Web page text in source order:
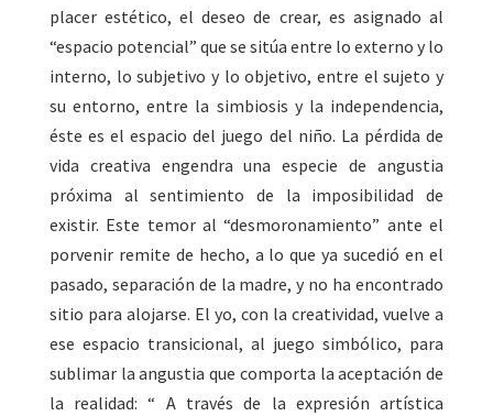
placer estético, el deseo de crear, es asignado al
“espacio potencial” que se sitúa entre lo externo y lo
interno, lo subjetivo y lo objetivo, entre el sujeto y
su entorno, entre la simbiosis y la independencia,
éste es el espacio del juego del niño. La pérdida de
vida creativa engendra una especie de angustia
próxima al sentimiento de la imposibilidad de
existir. Este temor al “desmoronamiento” ante el
porvenir remite de hecho, a lo que ya sucedió en el
pasado, separación de la madre, y no ha encontrado
sitio para alojarse. El yo, con la creatividad, vuelve a
ese espacio transicional, al juego simbólico, para
sublimar la angustia que comporta la aceptación de
la realidad: “ A través de la expresión artística